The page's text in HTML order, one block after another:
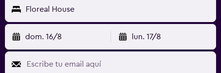
Floreal House
dom. 16/8 lun. 17/8